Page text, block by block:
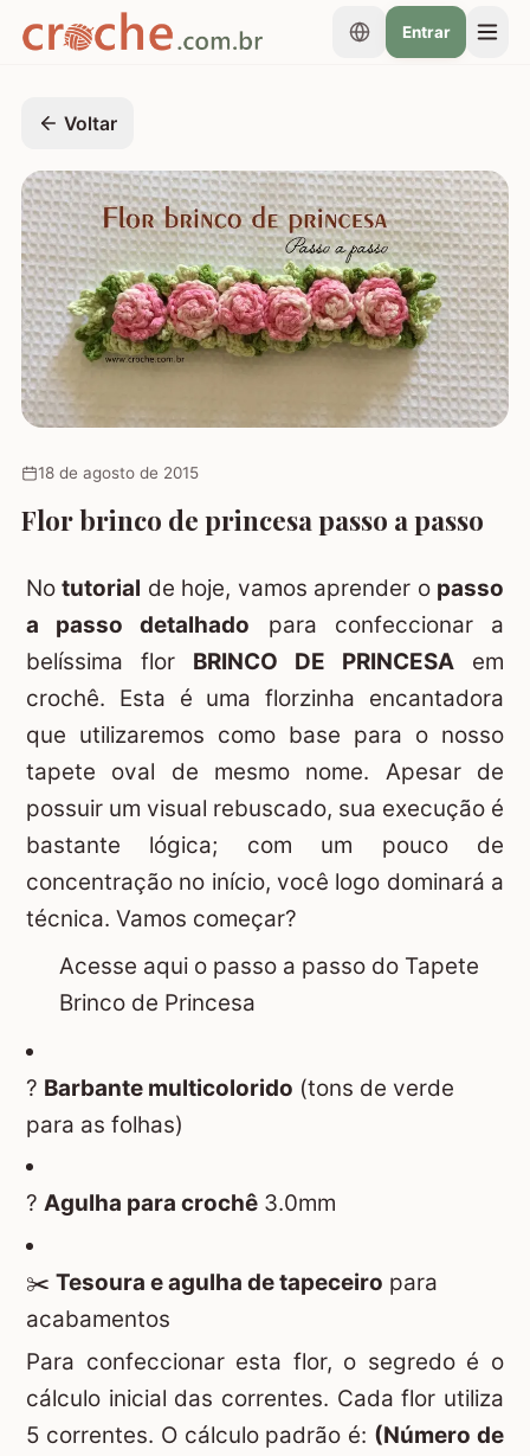
Entrar
Voltar
18 de agosto de 2015
Flor brinco de princesa passo a passo
Notutorial de hoje, vamos aprender o passo
a passo detalhado para confeccionar a
belíssima flor BRINCO DE PRINCESA em
crochê. Esta é uma florzinha encantadora
que utilizaremos como base para o nosso
tapete oval de mesmo nome. Apesar de
possuir um visual rebuscado, sua execução é
bastante lógica; com um pouco de
concentração no início, você logo dominará a
técnica. Vamos começar?
Acesse aqui o passo a passo do Tapete
Brinco de Princesa
? Barbante multicolorido (tons de verde
para as folhas)
? Agulha para crochê 3.0mm
✂️ Tesoura e agulha de tapeceiro para
acabamentos
Para confeccionar esta flor, o segredo é o
cálculo inicial das correntes. Cada flor utiliza
5 correntes. O cálculo padrão é: (Número de